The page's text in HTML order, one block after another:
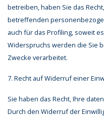
betreiben, haben Sie das
betreffenden
auch für das Profiling, soweit
Widerspruchs werden die Sie
Zwecke verarbeitet.
7. Recht auf Widerruf einer
Sie haben das Recht, Ihre
Durch den Widerruf der